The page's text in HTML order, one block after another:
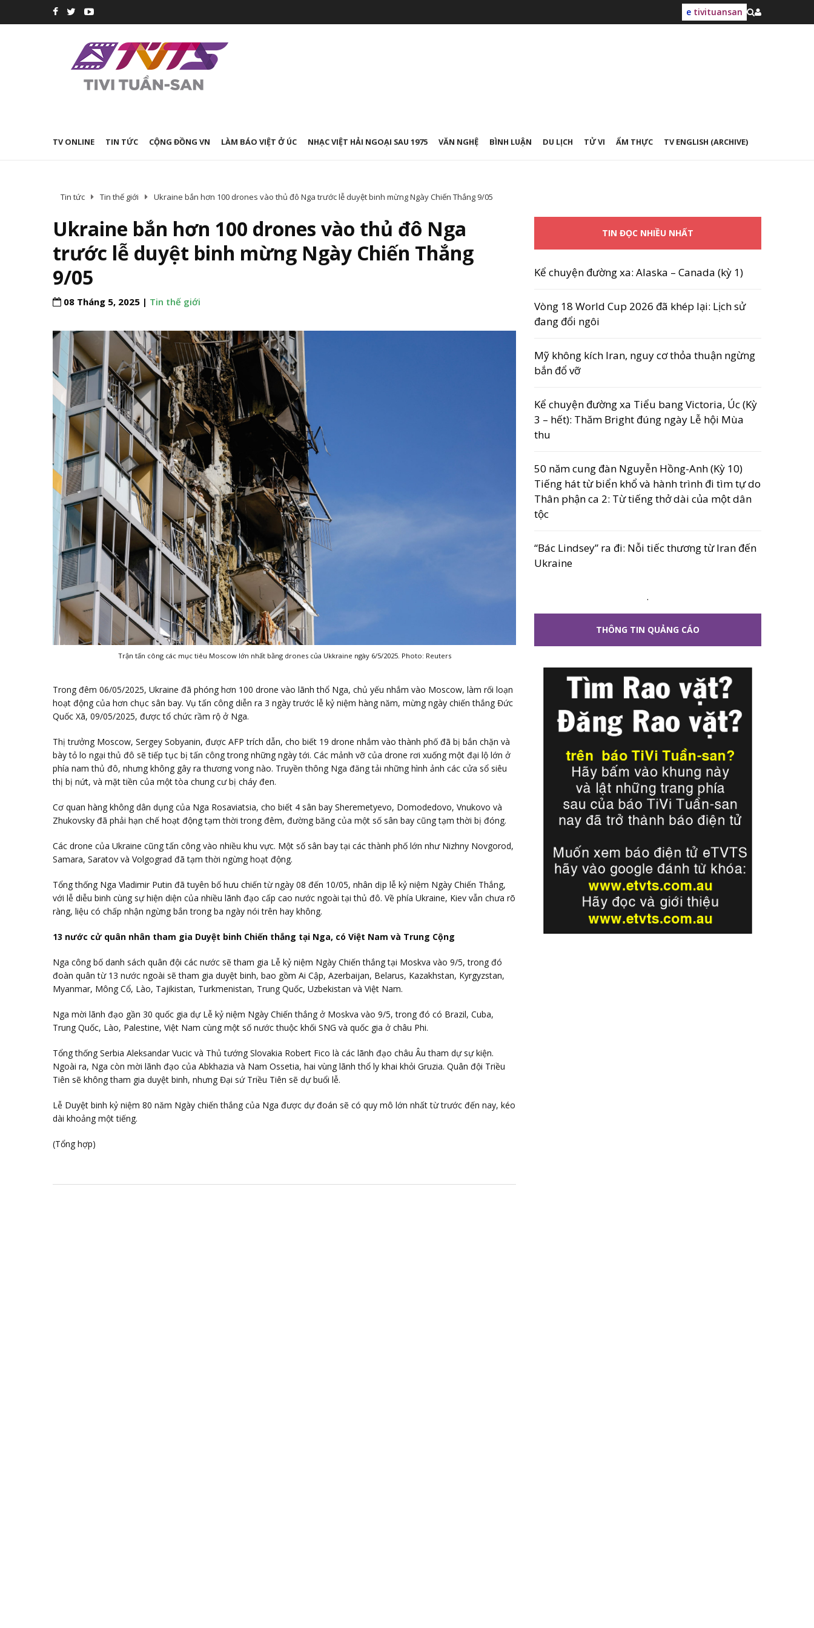
e tivituansan
TV ONLINE TIN TỨC CỘNG ĐỒNG VN LÀM BÁO VIỆT Ở ÚC NHẠC VIỆT HẢI NGOẠI SAU 1975 VĂN NGHỆ BÌNH LUẬN DU LỊCH TỬ VI ẨM THỰC TV ENGLISH (ARCHIVE)
Tin tức Tin thế giới Ukraine bắn hơn 100 drones vào thủ đô Nga trước lễ duyệt binh mừng Ngày Chiến Thắng 9/05
Ukraine bắn hơn 100 drones vào thủ đô Nga
trước lễ duyệt binh mừng Ngày Chiến Thắng
9/05
08 Tháng 5, 2025 | Tin thế giới
Trận tấn công các mục tiêu Moscow lớn nhất bằng drones của Ukkraine ngày 6/5/2025. Photo: Reuters
Trong đêm 06/05/2025, Ukraine đã phóng hơn 100 drone vào lãnh thổ Nga, chủ yếu nhắm vào Moscow, làm rối loạn
hoạt động của hơn chục sân bay. Vụ tấn công diễn ra 3 ngày trước lễ kỷ niệm hàng năm, mừng ngày chiến thắng Đức
Quốc Xã, 09/05/2025, được tổ chức rầm rộ ở Nga.
Thị trưởng Moscow, Sergey Sobyanin, được AFP trích dẫn, cho biết 19 drone nhắm vào thành phố đã bị bắn chặn và
bày tỏ lo ngại thủ đô sẽ tiếp tục bị tấn công trong những ngày tới. Các mảnh vỡ của drone rơi xuống một đại lộ lớn ở
phía nam thủ đô, nhưng không gây ra thương vong nào. Truyền thông Nga đăng tải những hình ảnh các cửa sổ siêu
thị bị nứt, và mặt tiền của một tòa chung cư bị cháy đen.
Cơ quan hàng không dân dụng của Nga Rosaviatsia, cho biết 4 sân bay Sheremetyevo, Domodedovo, Vnukovo và
Zhukovsky đã phải hạn chế hoạt động tạm thời trong đêm, đường băng của một số sân bay cũng tạm thời bị đóng.
Các drone của Ukraine cũng tấn công vào nhiều khu vực. Một số sân bay tại các thành phố lớn như Nizhny Novgorod,
Samara, Saratov và Volgograd đã tạm thời ngừng hoạt động.
Tổng thống Nga Vladimir Putin đã tuyên bố hưu chiến từ ngày 08 đến 10/05, nhân dịp lễ kỷ niệm Ngày Chiến Thắng,
với lễ diễu binh cùng sự hiện diện của nhiều lãnh đạo cấp cao nước ngoài tại thủ đô. Về phía Ukraine, Kiev vẫn chưa rõ
ràng, liệu có chấp nhận ngừng bắn trong ba ngày nói trên hay không.
13 nước cử quân nhân tham gia Duyệt binh Chiến thắng tại Nga, có Việt Nam và Trung Cộng
Nga công bố danh sách quân đội các nước sẽ tham gia Lễ kỷ niệm Ngày Chiến thắng tại Moskva vào 9/5, trong đó
đoàn quân từ 13 nước ngoài sẽ tham gia duyệt binh, bao gồm Ai Cập, Azerbaijan, Belarus, Kazakhstan, Kyrgyzstan,
Myanmar, Mông Cổ, Lào, Tajikistan, Turkmenistan, Trung Quốc, Uzbekistan và Việt Nam.
Nga mời lãnh đạo gần 30 quốc gia dự Lễ kỷ niệm Ngày Chiến thắng ở Moskva vào 9/5, trong đó có Brazil, Cuba,
Trung Quốc, Lào, Palestine, Việt Nam cùng một số nước thuộc khối SNG và quốc gia ở châu Phi.
Tổng thống Serbia Aleksandar Vucic và Thủ tướng Slovakia Robert Fico là các lãnh đạo châu Âu tham dự sự kiện.
Ngoài ra, Nga còn mời lãnh đạo của Abkhazia và Nam Ossetia, hai vùng lãnh thổ ly khai khỏi Gruzia. Quân đội Triều
Tiên sẽ không tham gia duyệt binh, nhưng Đại sứ Triều Tiên sẽ dự buổi lễ.
Lễ Duyệt binh kỷ niệm 80 năm Ngày chiến thắng của Nga được dự đoán sẽ có quy mô lớn nhất từ trước đến nay, kéo
dài khoảng một tiếng.
(Tổng hợp)
TIN ĐỌC NHIỀU NHẤT
Kể chuyện đường xa: Alaska – Canada (kỳ 1)
Vòng 18 World Cup 2026 đã khép lại: Lịch sử
đang đổi ngôi
Mỹ không kích Iran, nguy cơ thỏa thuận ngừng
bắn đổ vỡ
Kể chuyện đường xa Tiểu bang Victoria, Úc (Kỳ
3 – hết): Thăm Bright đúng ngày Lễ hội Mùa
thu
50 năm cung đàn Nguyễn Hồng-Anh (Kỳ 10)
Tiếng hát từ biển khổ và hành trình đi tìm tự do
Thân phận ca 2: Từ tiếng thở dài của một dân
tộc
“Bác Lindsey” ra đi: Nỗi tiếc thương từ Iran đến
Ukraine
.
THÔNG TIN QUẢNG CÁO